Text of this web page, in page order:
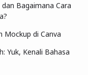
Bagaimana Cara
Mockup di Canva
Yuk, Kenali Bahasa